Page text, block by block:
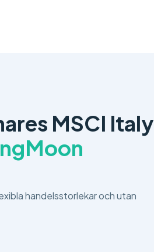
MSCI Italy
handelsstorlekar och utan